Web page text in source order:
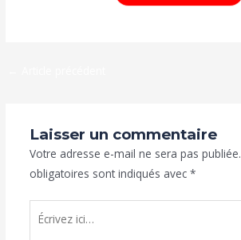
Laisser un commentaire
Votre adresse e-mail ne sera pas publiée.
obligatoires sont indiqués avec *
Écrivez